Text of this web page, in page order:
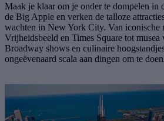
Maak je klaar om je onder te dompelen in
de Big Apple en verken de talloze
wachten in New York City. Van iconische
Vrijheidsbeeld en Times Square tot musea
Broadway shows en culinaire
ongeëvenaard scala aan dingen om te